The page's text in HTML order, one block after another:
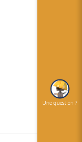
Une question ?